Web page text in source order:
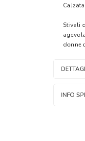
Stivali
donne
INFO